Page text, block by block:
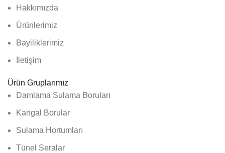
Hakkımızda
Ürünlerimiz
Bayiliklerimiz
İletişim
Ürün Gruplarımız
Damlama Sulama Boruları
Kangal Borular
Sulama Hortumları
Tünel Seralar